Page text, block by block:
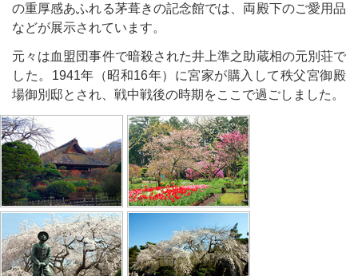
の重厚感あふれる茅葺きの記念館では、両殿下のご愛用品
などが展示されています。
元々は血盟団事件で暗殺された井上準之助蔵相の元別荘で
した。1941年（昭和16年）に宮家が購入して秩父宮御殿
場御別邸とされ、戦中戦後の時期をここで過ごしました。